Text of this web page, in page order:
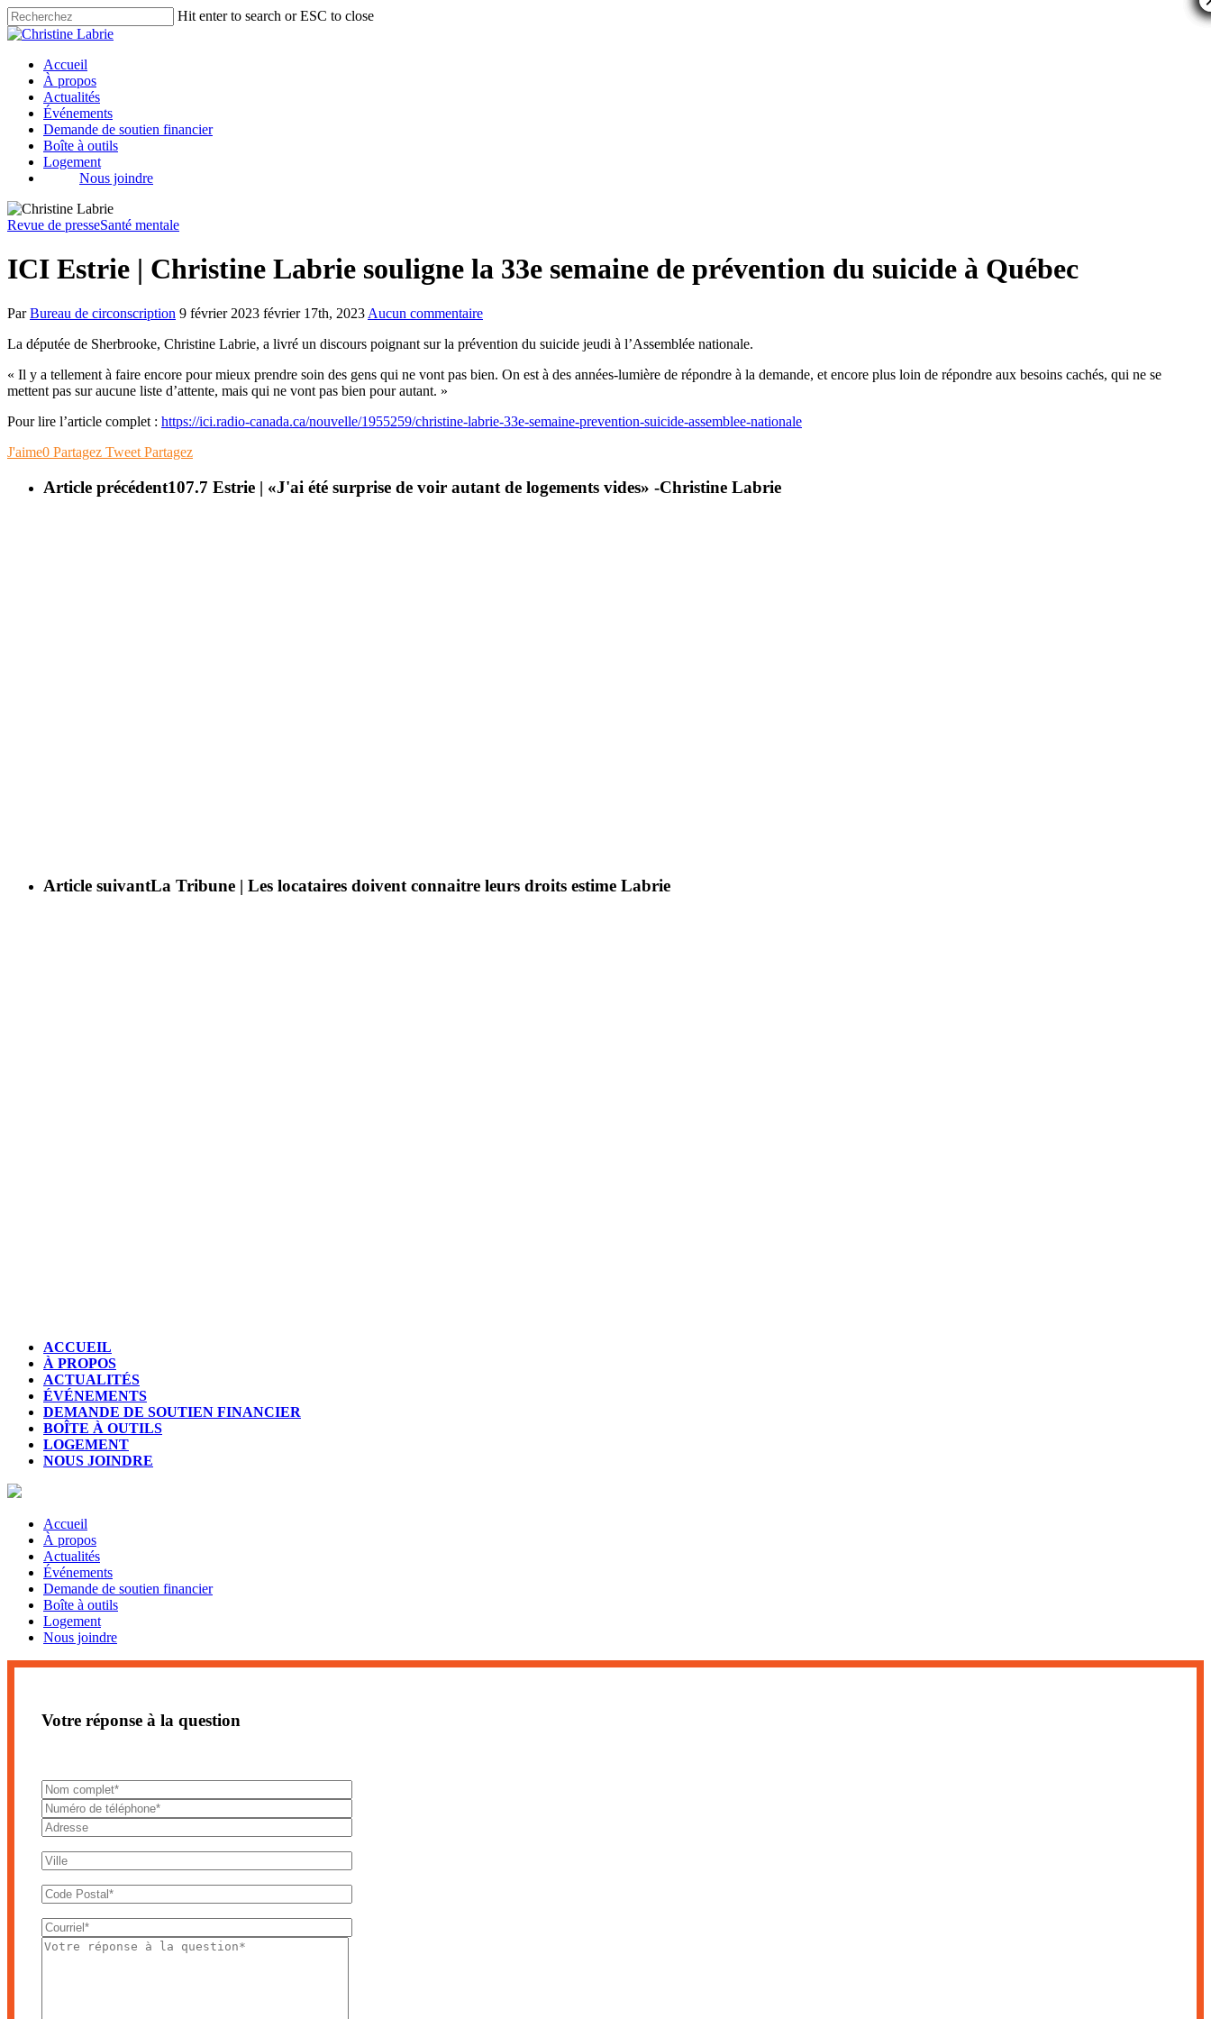
Hit enter to search or ESC to close
Accueil
À propos
Actualités
Événements
Demande de soutien financier
Boîte à outils
Logement
Nous joindre
Revue de presseSanté mentale
ICI Estrie | Christine Labrie souligne la 33e semaine de prévention du suicide à Québec
ParBureau de circonscription 9 février 2023 février 17th, 2023 Aucun commentaire
La députée de Sherbrooke, Christine Labrie, a livré un discours poignant sur la prévention du suicide jeudi à l’Assemblée nationale.
« Il y a tellement à faire encore pour mieux prendre soin des gens qui ne vont pas bien. On est à des années-lumière de répondre à la demande, et encore plus loin de répondre aux besoins cachés, qui ne se
mettent pas sur aucune liste d’attente, mais qui ne vont pas bien pour autant. »
Pour lire l’article complet : https://ici.radio-canada.ca/nouvelle/1955259/christine-labrie-33e-semaine-prevention-suicide-assemblee-nationale
J'aime0 Partagez Tweet Partagez
Article précédent107.7 Estrie | «J'ai été surprise de voir autant de logements vides» -Christine Labrie
Article suivantLa Tribune | Les locataires doivent connaitre leurs droits estime Labrie
ACCUEIL
À PROPOS
ACTUALITÉS
ÉVÉNEMENTS
DEMANDE DE SOUTIEN FINANCIER
BOÎTE À OUTILS
LOGEMENT
NOUS JOINDRE
Accueil
À propos
Actualités
Événements
Demande de soutien financier
Boîte à outils
Logement
Nous joindre
Votre réponse à la question